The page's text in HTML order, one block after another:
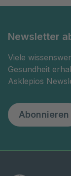
Newsletter
Viele
Gesundheit
Asklepios
Abonnieren